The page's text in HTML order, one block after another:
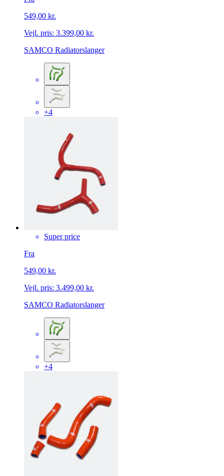
549,00 kr.
Vejl. pris: 3.399,00 kr.
SAMCO Radiatorslanger
+4
Super price
Fra
549,00 kr.
Vejl. pris: 3.499,00 kr.
SAMCO Radiatorslanger
+4